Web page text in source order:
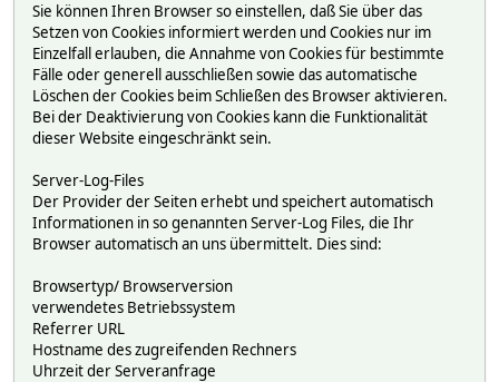
Sie können Ihren Browser so einstellen, daß Sie über das
Setzen von Cookies informiert werden und Cookies nur im
Einzelfall erlauben, die Annahme von Cookies für bestimmte
Fälle oder generell ausschließen sowie das automatische
Löschen der Cookies beim Schließen des Browser aktivieren.
Bei der Deaktivierung von Cookies kann die Funktionalität
dieser Website eingeschränkt sein.
Server-Log-Files
Der Provider der Seiten erhebt und speichert automatisch
Informationen in so genannten Server-Log Files, die Ihr
Browser automatisch an uns übermittelt. Dies sind:
Browsertyp/ Browserversion
verwendetes Betriebssystem
Referrer URL
Hostname des zugreifenden Rechners
Uhrzeit der Serveranfrage